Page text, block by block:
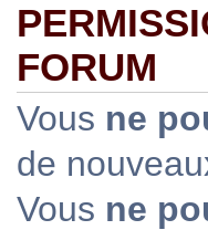
FORUM
Vous ne
de
Vous ne